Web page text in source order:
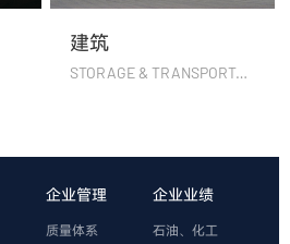
建筑
STORAGE & TRANSPORTATION
企业管理
质量体系
企业业绩
石油、化工